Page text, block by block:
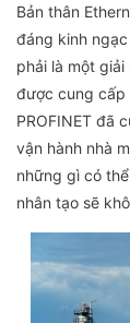
Bản thân
đáng kinh
phải là một
được cung cấp
PROFINET đã
vận hành nhà
những gì có
nhân tạo sẽ